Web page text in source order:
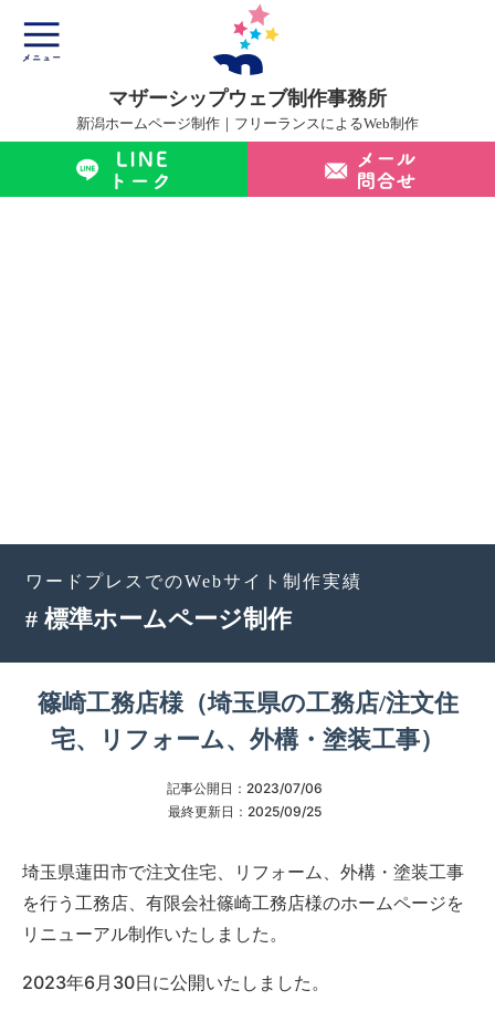
マザーシップウェブ制作事務所
新潟ホームページ制作｜フリーランスによるWeb制作
マザーシップについて
ホームページ制作サービス
ワードプレスでのWebサイト制作実績
# 標準ホームページ制作
篠崎工務店様（埼玉県の工務店/注文住
宅、リフォーム、外構・塗装工事）
記事公開日： 2023/07/06
最終更新日： 2025/09/25
埼玉県蓮田市で注文住宅、リフォーム、外構・塗装工事
を行う工務店、有限会社篠崎工務店様のホームページを
リニューアル制作いたしました。
2023年6月30日に公開いたしました。